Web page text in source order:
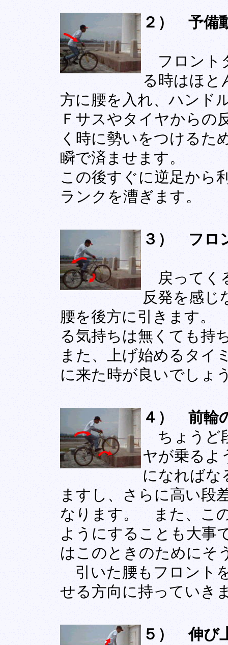
２） 予備
フロント
る時はほと
方に腰を入れ、ハンド
Ｆサスやタイヤからの
く時に勢いをつける
瞬で済ませます。
この後すぐに逆足から
ランクを漕ぎます。
３） フロ
戻ってく
反発を感じ
腰を後方に引きます
る気持ちは無くても持
また、上げ始めるタイ
に来た時が良いでしょ
４） 前輪
ちょうど
ヤが乗る
になればな
ますし、さらに高い段
なります。 また、こ
ようにすることも大
はこのときのためにそ
引いた腰もフロント
せる方向に持っていき
５） 伸び